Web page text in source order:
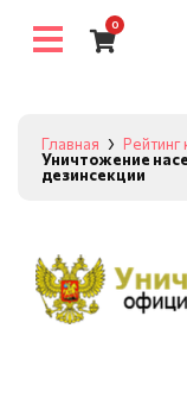
0
Главная
Рейтинг
Уничтожение
дезинсекции